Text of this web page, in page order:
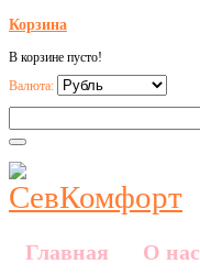
Корзина
В корзине пусто!
Валюта:
Главная О нас